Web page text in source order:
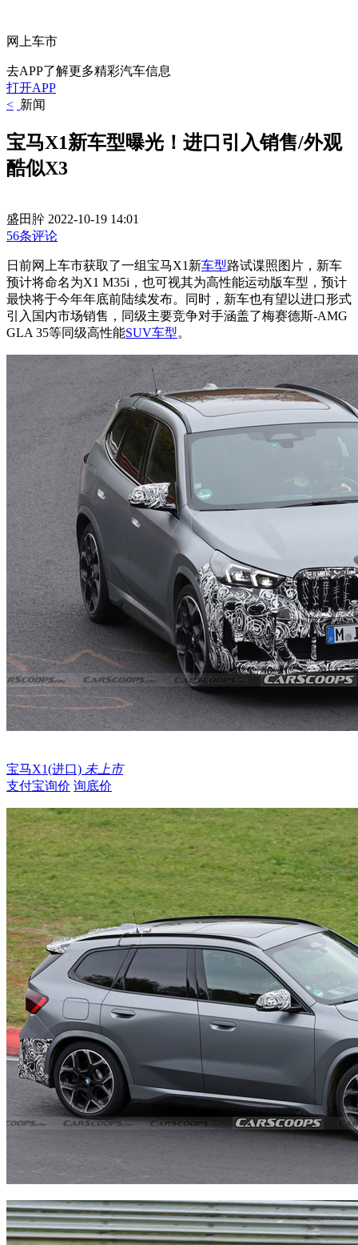
网上车市
去APP了解更多精彩汽车信息
打开APP
< 新闻
宝马X1新车型曝光！进口引入销售/外观
酷似X3
盛田肸 2022-10-19 14:01
56条评论
日前网上车市获取了一组宝马X1新车型路试谍照图片，新车
预计将命名为X1 M35i，也可视其为高性能运动版车型，预计
最快将于今年年底前陆续发布。同时，新车也有望以进口形式
引入国内市场销售，同级主要竞争对手涵盖了梅赛德斯-AMG
GLA 35等同级高性能SUV车型。
宝马X1(进口) 未上市
支付宝询价 询底价